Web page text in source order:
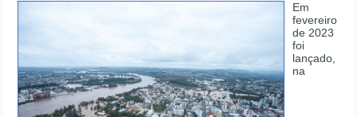
Em
fevereiro
de 2023
foi
lançado,
na